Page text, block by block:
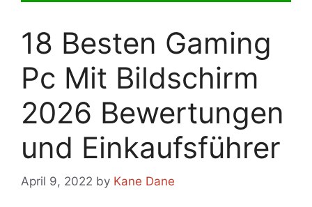
18 Besten Gaming
Pc Mit Bildschirm
2026 Bewertungen
und Einkaufsführer
April 9, 2022 by Kane Dane